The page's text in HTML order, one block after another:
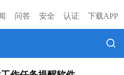
问答 安全 认证 下载APP